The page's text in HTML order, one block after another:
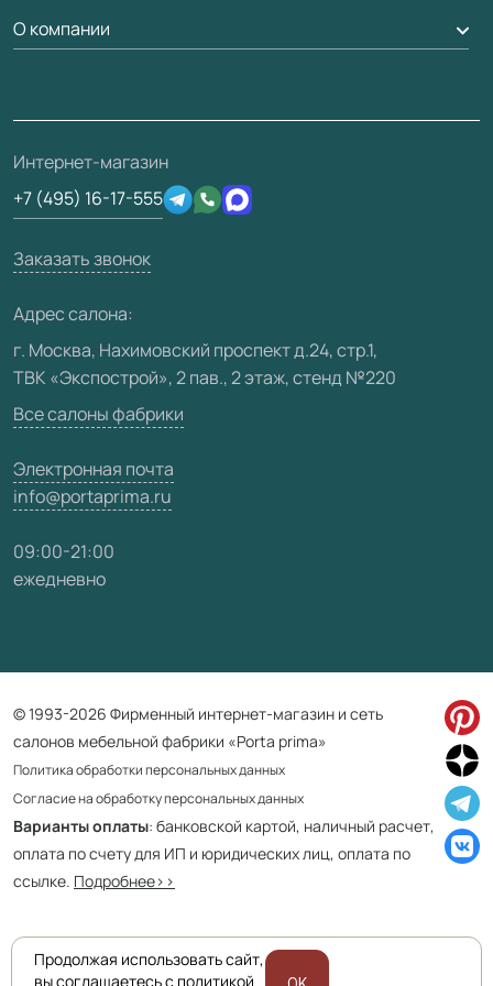
Погонаж
Вопрос-ответ
Отзывы клиентов
Техническая информация
Юридическая информация
Доставка
Дизайнерам / архитекторам
3D-модели
О компании
О фабрике
Сертификаты
Производство
Вакансии
Карта сайта
Интернет-магазин
+7 (495) 16-17-555
Заказать звонок
Адрес салона:
г. Москва, Нахимовский проспект д.24, стр.1,
ТВК «Экспострой», 2 пав., 2 этаж, стенд №220
Все салоны фабрики
Электронная почта
info@portaprima.ru
09:00-21:00
ежедневно
© 1993-2026 Фирменный интернет-магазин и сеть
салонов мебельной фабрики «Porta prima»
Политика обработки персональных данных
Согласие на обработку персональных данных
Варианты оплаты: банковской картой, наличный расчет,
оплата по счету для ИП и юридических лиц, оплата по
ссылке. Подробнее>>
Приведенная на сайте информация не является публичной офертой
Продолжая использовать сайт,
вы соглашаетесь с политикой